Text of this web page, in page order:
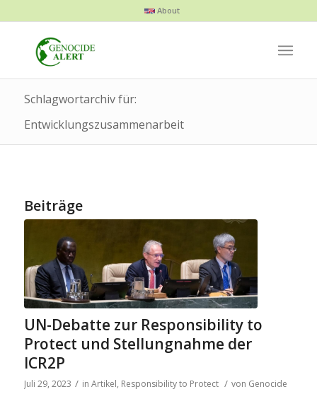
About
Schlagwortarchiv für:
Entwicklungszusammenarbeit
Beiträge
UN-Debatte zur Responsibility to
Protect und Stellungnahme der
ICR2P
Juli 29, 2023 / in Artikel, Responsibility to Protect / von Genocide